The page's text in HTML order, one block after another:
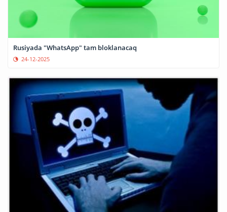
Rusiyada "WhatsApp" tam bloklanacaq
24-12-2025